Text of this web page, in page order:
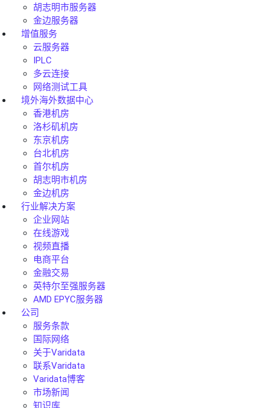
胡志明市服务器
金边服务器
增值服务
云服务器
IPLC
多云连接
网络测试工具
境外海外数据中心
香港机房
洛杉矶机房
东京机房
台北机房
首尔机房
胡志明市机房
金边机房
行业解决方案
企业网站
在线游戏
视频直播
电商平台
金融交易
英特尔至强服务器
AMD EPYC服务器
公司
服务条款
国际网络
关于Varidata
联系Varidata
Varidata博客
市场新闻
知识库